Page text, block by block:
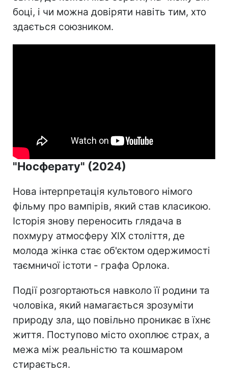
боці, і чи можна довіряти навіть тим, хто
здається союзником.
"Носферату" (2024)
Нова інтерпретація культового німого
фільму про вампірів, який став класикою.
Історія знову переносить глядача в
похмуру атмосферу XIX століття, де
молода жінка стає об'єктом одержимості
таємничої істоти - графа Орлока.
Події розгортаються навколо її родини та
чоловіка, який намагається зрозуміти
природу зла, що повільно проникає в їхнє
життя. Поступово місто охоплює страх, а
межа між реальністю та кошмаром
стирається.